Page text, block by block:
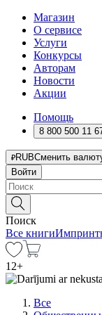
Магазин
О сервисе
Услуги
Конкурсы
Авторам
Новости
Акции
Помощь
8 800 500 11
RUBСменить
Войти
Поиск
Все книги
12+
Все